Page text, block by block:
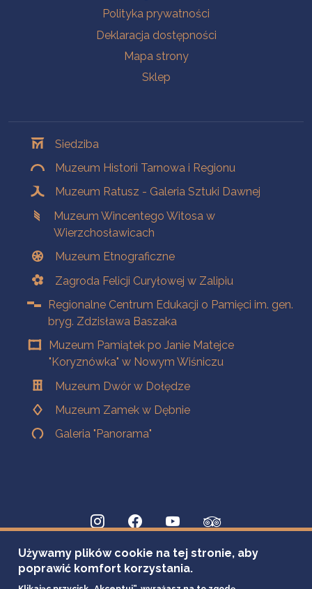
Polityka prywatności
Deklaracja dostępności
Mapa strony
Sklep
Siedziba
Muzeum Historii Tarnowa i Regionu
Muzeum Ratusz - Galeria Sztuki Dawnej
Muzeum Wincentego Witosa w
Wierzchosławicach
Muzeum Etnograficzne
Zagroda Felicji Curyłowej w Zalipiu
Regionalne Centrum Edukacji o Pamięci im. gen.
bryg. Zdzisława Baszaka
Muzeum Pamiątek po Janie Matejce
"Koryznówka" w Nowym Wiśniczu
Muzeum Dwór w Dołędze
Muzeum Zamek w Dębnie
Galeria "Panorama"
Używamy plików cookie na tej stronie, aby
poprawić komfort korzystania.